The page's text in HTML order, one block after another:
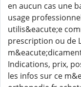
en aucun cas une
usage
utilis&eacute;e
prescription ou de
Indications, prix,
les infos sur ce